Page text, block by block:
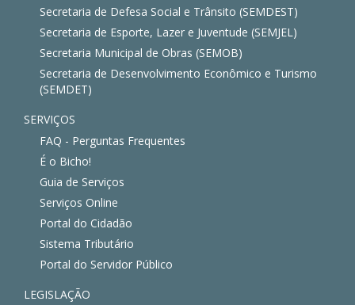
Secretaria de Defesa Social e Trânsito (SEMDEST)
Secretaria de Esporte, Lazer e Juventude (SEMJEL)
Secretaria Municipal de Obras (SEMOB)
Secretaria de Desenvolvimento Econômico e Turismo
(SEMDET)
SERVIÇOS
FAQ - Perguntas Frequentes
É o Bicho!
Guia de Serviços
Serviços Online
Portal do Cidadão
Sistema Tributário
Portal do Servidor Público
LEGISLAÇÃO